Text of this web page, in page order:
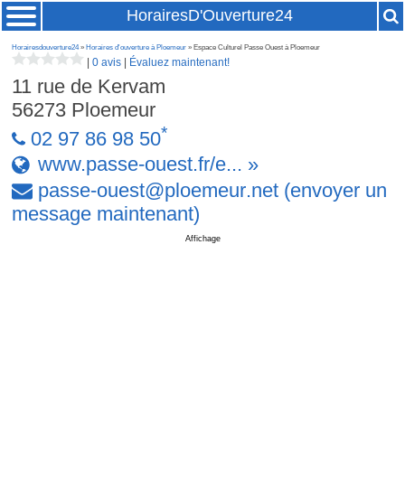
HorairesD'Ouverture24
Horairesdouverture24» Horaires d'ouverture à Ploemeur » Espace Culturel Passe Ouest à Ploemeur
|0 avis Évaluez maintenant!
11 rue de Kervam
56273 Ploemeur
02 97 86 98 50*
www.passe-ouest.fr/e... »
passe-ouest@ploemeur.net (envoyer un
message maintenant)
Affichage